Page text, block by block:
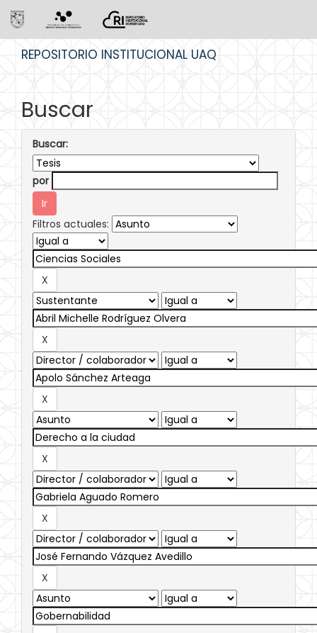
REPOSITORIO INSTITUCIONAL UAQ
Buscar
Buscar:
por
Filtros actuales: